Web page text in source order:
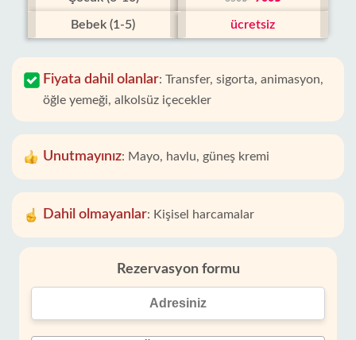
Bebek (1-5) ücretsiz
Fiyata dahil olanlar: Transfer, sigorta, animasyon,
öğle yemeği, alkolsüz içecekler
Unutmayınız: Mayo, havlu, güneş kremi
Dahil olmayanlar: Kişisel harcamalar
Rezervasyon formu